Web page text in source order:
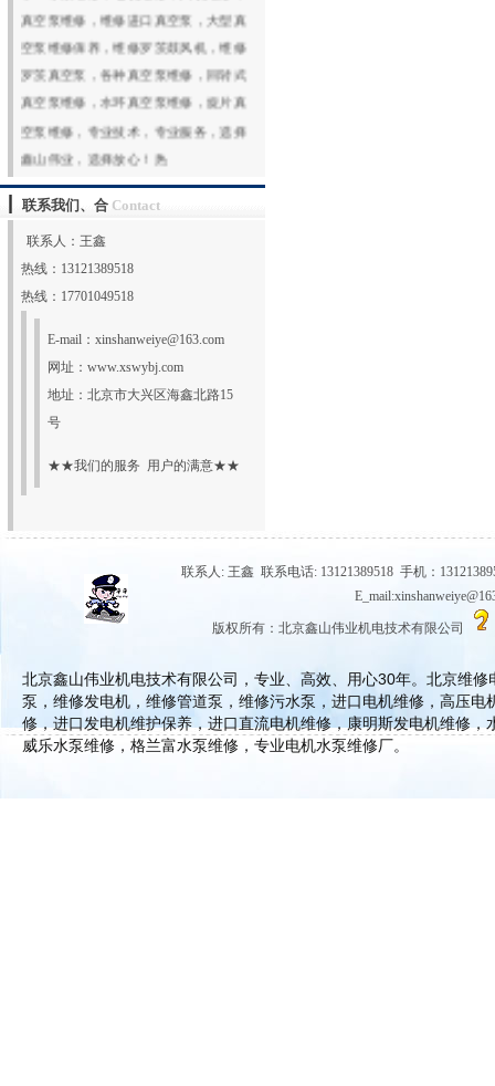
罗茨真空泵，各种真空泵维修，回转式
真空泵维修，水环真空泵维修，旋片真
联系我们、合 Contact
联系人：王鑫
热线：13121389518
热线：17701049518
E-mail： xinshanweiye@163.com
网址： www.xswybj.com
地址：北京市大兴区海鑫北路15
号
★★我们的服务 用户的满意★★
联系人: 王鑫 联系电话: 13121389518 手机：
版权所有：北京鑫山伟业机电技术有限公司
北京鑫山伟业机电技术有限公司，专业、高效、用心30年。北京维
泵，维修发电机，维修管道泵，维修污水泵，进口电机维修，高压
修，进口发电机维护保养，进口直流电机维修，康明斯发电机维修
威乐水泵维修，格兰富水泵维修，专业电机水泵维修厂。